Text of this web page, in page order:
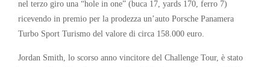
nel terzo giro una “hole in one” (buca 17, yards 170, ferro 7)
ricevendo in premio per la prodezza un’auto Porsche Panamera
Turbo Sport Turismo del valore di circa 158.000 euro.
Jordan Smith, lo scorso anno vincitore del Challenge Tour, è stato